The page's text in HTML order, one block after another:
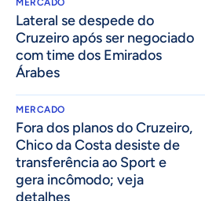
Lateral se despede do
Cruzeiro após ser negociado
com time dos Emirados
Árabes
MERCADO
Fora dos planos do Cruzeiro,
Chico da Costa desiste de
transferência ao Sport e
gera incômodo; veja
detalhes